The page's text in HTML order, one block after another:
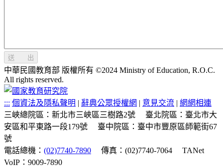
送 出
中華民國教育部 版權所有 ©2024 Ministry of Education, R.O.C.
All rights reserved.
::: 個資法及隱私聲明 | 辭典公眾授權網 | 意見交流 | 網網相連
三峽總院區：新北市三峽區三樹路2號
臺北院區：臺北市大
安區和平東路一段179號
臺中院區：臺中市豐原區師範街67
號
電話總機： (02)7740-7890 傳真：(02)7740-7064
TANet
VoIP：9009-7890